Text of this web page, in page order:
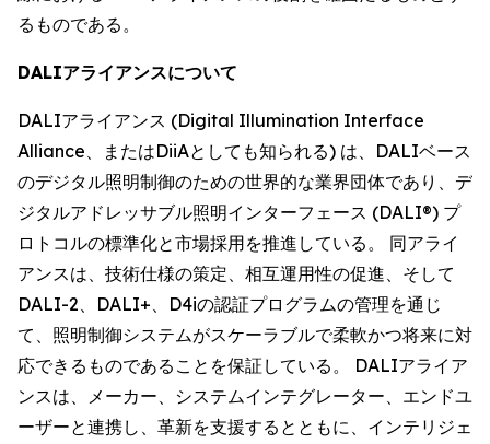
るものである。
DALIアライアンスについて
DALIアライアンス (Digital Illumination Interface
Alliance、またはDiiAとしても知られる) は、DALIベース
のデジタル照明制御のための世界的な業界団体であり、デ
ジタルアドレッサブル照明インターフェース (DALI®) プ
ロトコルの標準化と市場採用を推進している。 同アライ
アンスは、技術仕様の策定、相互運用性の促進、そして
DALI-2、DALI+、D4iの認証プログラムの管理を通じ
て、照明制御システムがスケーラブルで柔軟かつ将来に対
応できるものであることを保証している。 DALIアライア
ンスは、メーカー、システムインテグレーター、エンドユ
ーザーと連携し、革新を支援するとともに、インテリジェ